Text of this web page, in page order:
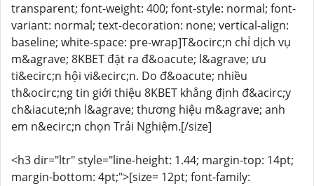
transparent; font-weight: 400; font-style: normal; font-
variant: normal; text-decoration: none; vertical-align:
baseline; white-space: pre-wrap]T&ocirc;n chỉ dịch vụ
m&agrave; 8KBET đặt ra đ&oacute; l&agrave; ưu
ti&ecirc;n hội vi&ecirc;n. Do đ&oacute; nhiều
th&ocirc;ng tin giới thiệu 8KBET khẳng định đ&acirc;y
ch&iacute;nh l&agrave; thương hiệu m&agrave; anh
em n&ecirc;n chọn Trải Nghiệm.[/size]
<h3 dir="ltr" style="line-height: 1.44; margin-top: 14pt;
margin-bottom: 4pt;">[size= 12pt; font-family: